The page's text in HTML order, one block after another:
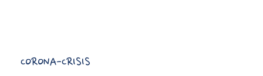
CORONA-CRISIS